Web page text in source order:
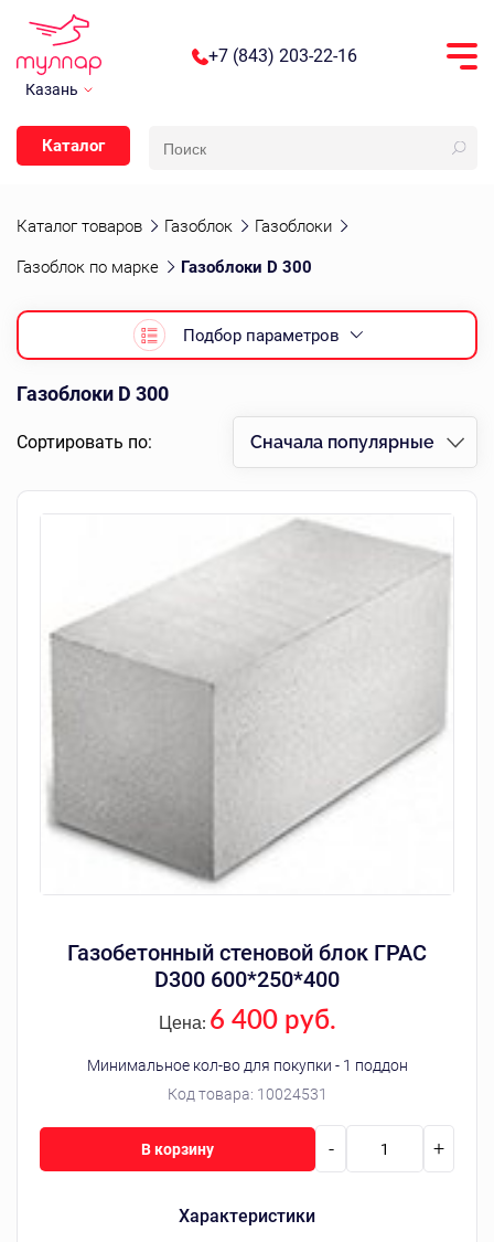
Казань
+7 (843) 203-22-16
Каталог
Каталог товаров Газоблок Газоблоки
Газоблок по марке Газоблоки D 300
Подбор параметров
Газоблоки D 300
Сортировать по: Сначала популярные
Газобетонный стеновой блок ГРАС
D300 600*250*400
Код товара: 10024531
Цена: 6 400 руб.
Минимальное кол-во для покупки - 1 поддон
Характеристики
- +
В корзину